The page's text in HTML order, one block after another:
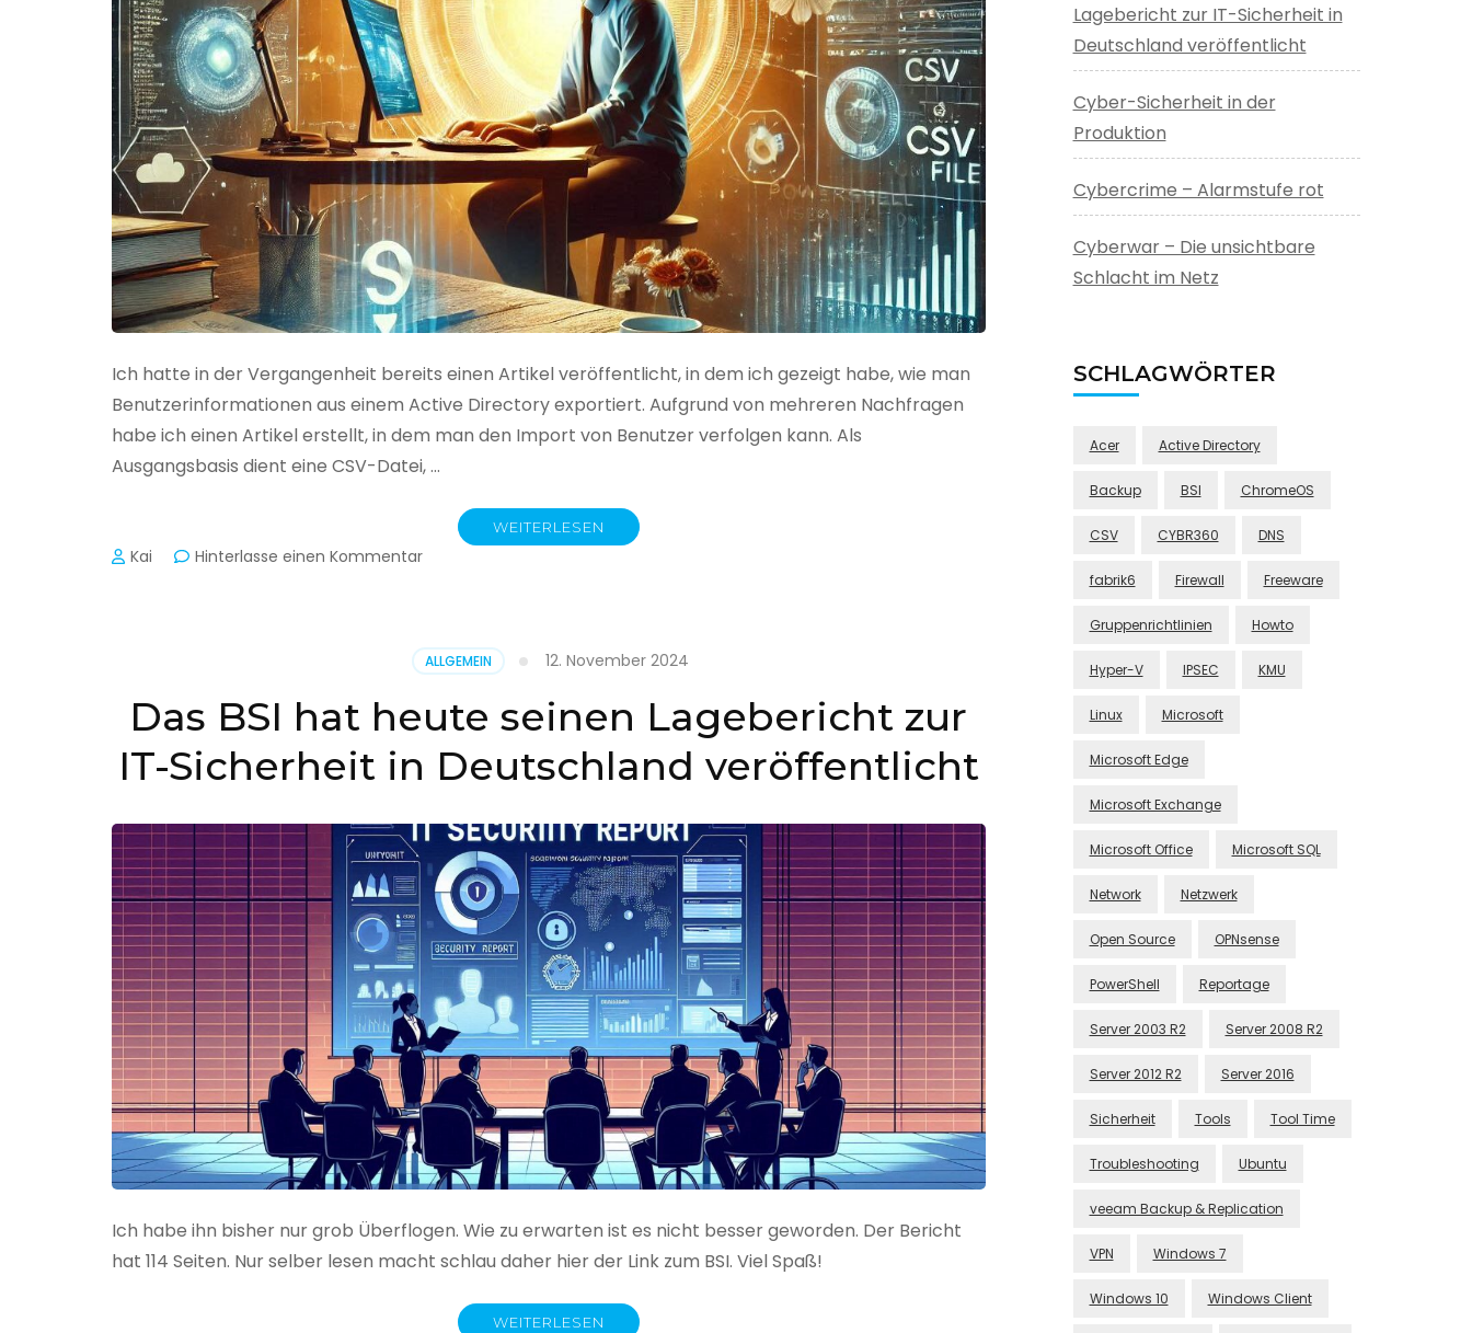
Ich hatte in der Vergangenheit bereits einen Artikel veröffentlicht, in dem ich gezeigt habe, wie man
Benutzerinformationen aus einem Active Directory exportiert. Aufgrund von mehreren Nachfragen
habe ich einen Artikel erstellt, in dem man den Import von Benutzer verfolgen kann. Als
Ausgangsbasis dient eine CSV-Datei, …
WEITERLESEN
Kai Hinterlasse einen Kommentarzu
Benutzer
aus
erstellen
ALLGEMEIN 12. November 2024
Das BSI hat heute seinen Lagebericht zur
IT-Sicherheit in Deutschland veröffentlicht
Ich habe ihn bisher nur grob Überflogen. Wie zu erwarten ist es nicht besser geworden. Der Bericht
hat 114 Seiten. Nur selber lesen macht schlau daher hier der Link zum BSI. Viel Spaß!
WEITERLESEN
Lagebericht zur IT-Sicherheit in
Deutschland veröffentlicht
Cyber-Sicherheit in der
Produktion
Cybercrime – Alarmstufe rot
Cyberwar – Die unsichtbare
Schlacht im Netz
SCHLAGWÖRTER
Acer Active Directory
Backup BSI ChromeOS
CSV CYBR360 DNS
fabrik6 Firewall Freeware
Gruppenrichtlinien Howto
Hyper-V IPSEC KMU
Linux Microsoft
Microsoft Edge
Microsoft Exchange
Microsoft Office Microsoft SQL
Network Netzwerk
Open Source OPNsense
PowerShell Reportage
Server 2003 R2 Server 2008 R2
Server 2012 R2 Server 2016
Sicherheit Tools Tool Time
Troubleshooting Ubuntu
veeam Backup & Replication
VPN Windows 7
Windows 10 Windows Client